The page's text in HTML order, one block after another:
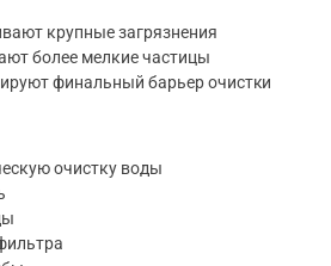
крупные загрязнения
более мелкие частицы
финальный барьер очистки
очистку воды